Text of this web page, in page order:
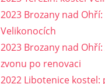
2023 Brozany nad
Velikonocích
2023 Brozany nad Ohří:
zvonu po renovaci
2022 Libotenice kostel: